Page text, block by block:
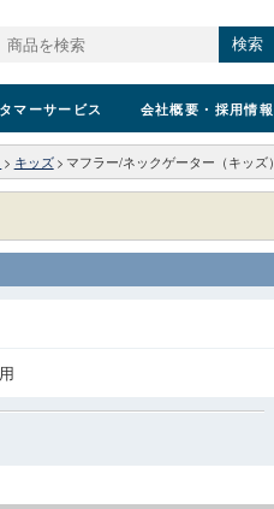
検索
マーサービス 会社概要 ・採用情報
> キッズ > マフラー/ネックゲーター（キッズ）